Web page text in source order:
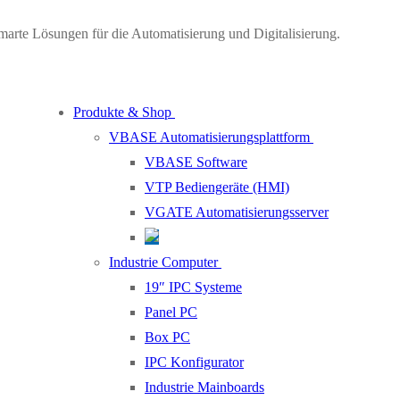
Lösungen für die Automatisierung und Digitalisierung.
Produkte & Shop
VBASE Automatisierungsplattform
VBASE Software
VTP Bediengeräte (HMI)
VGATE Automatisierungsserver
Industrie Computer
19″ IPC Systeme
Panel PC
Box PC
IPC Konfigurator
Industrie Mainboards